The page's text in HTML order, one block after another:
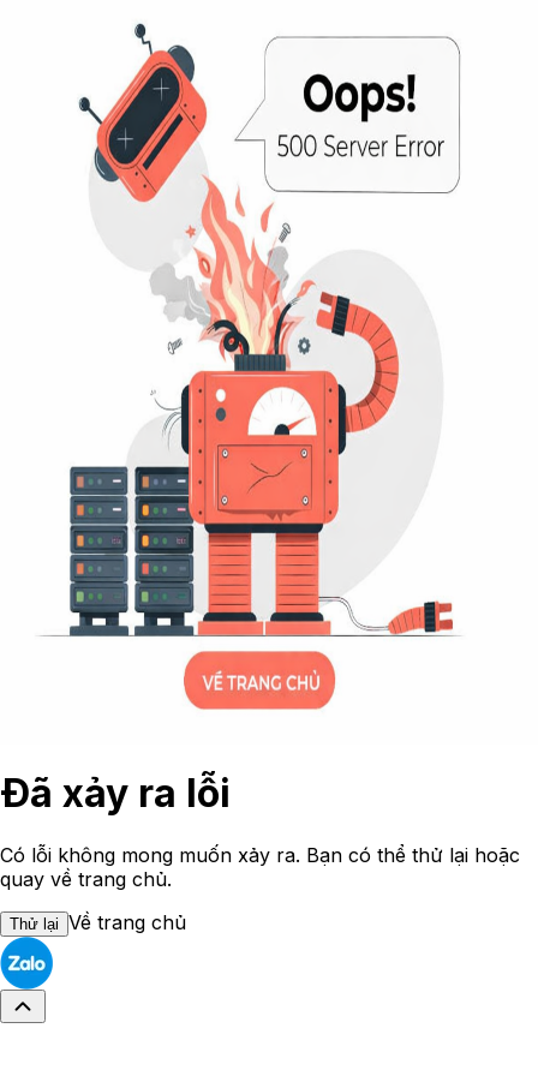
Đã xảy ra lỗi
Có lỗi không mong muốn xảy ra. Bạn có thể thử lại hoặc
quay về trang chủ.
Thử lại Về trang chủ